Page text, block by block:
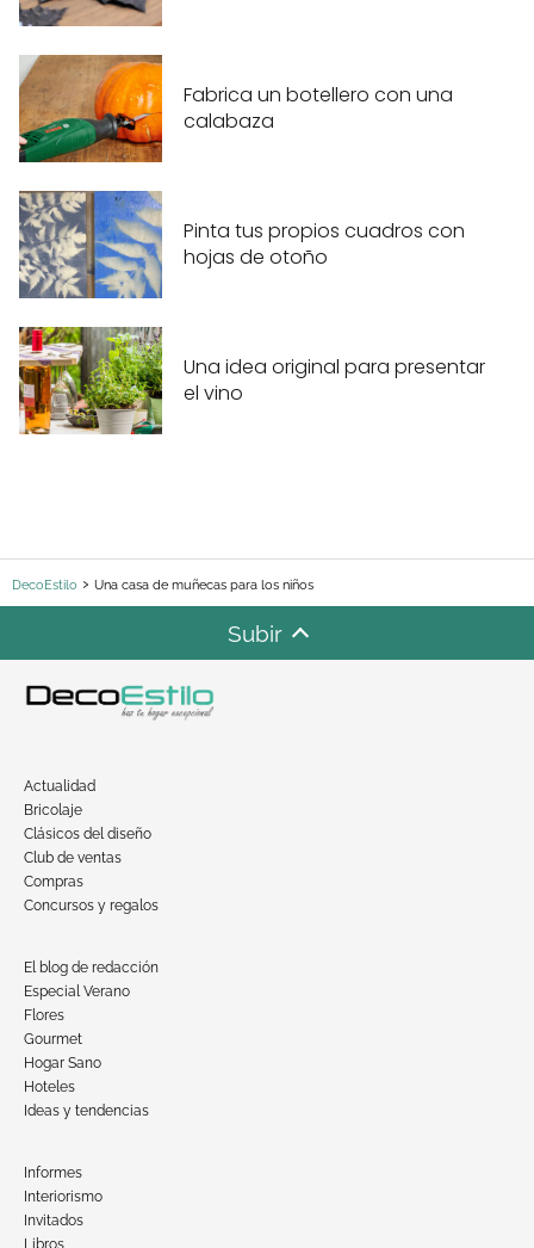
Fabrica un botellero con una
calabaza
Pinta tus propios cuadros con
hojas de otoño
Una idea original para presentar
el vino
DecoEstilo Una casa de muñecas para los niños
Subir
Actualidad
Bricolaje
Clásicos del diseño
Club de ventas
Compras
Concursos y regalos
El blog de redacción
Especial Verano
Flores
Gourmet
Hogar Sano
Hoteles
Ideas y tendencias
Informes
Interiorismo
Invitados
Libros